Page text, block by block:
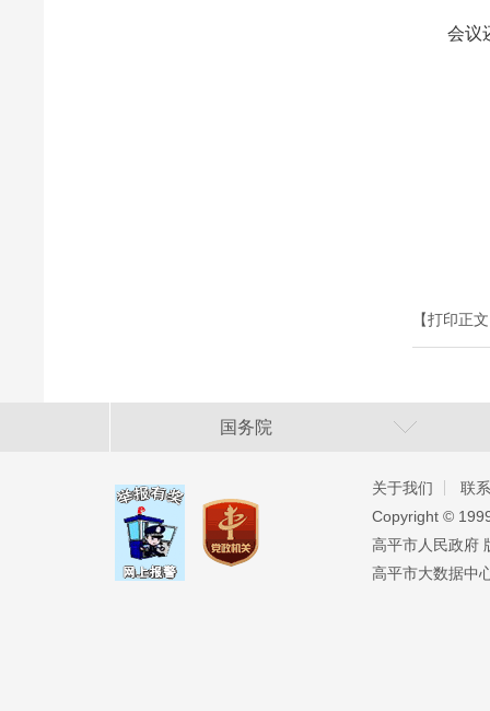
会议
【打印正
国务院
关于我们
联
Copyright ©️
高平市人民政府
高平市大数据